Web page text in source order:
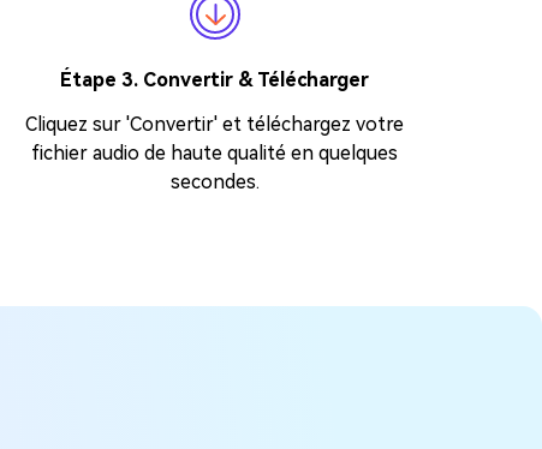
Étape 3. Convertir & Télécharger
Cliquez sur 'Convertir' et téléchargez votre
fichier audio de haute qualité en quelques
secondes.